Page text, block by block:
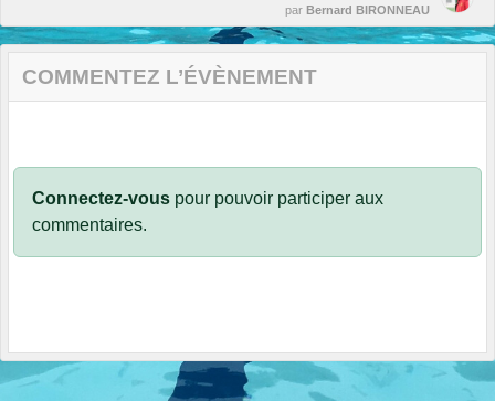
par Bernard BIRONNEAU
COMMENTEZ L’ÉVÈNEMENT
Connectez-vous pour pouvoir participer aux
commentaires.